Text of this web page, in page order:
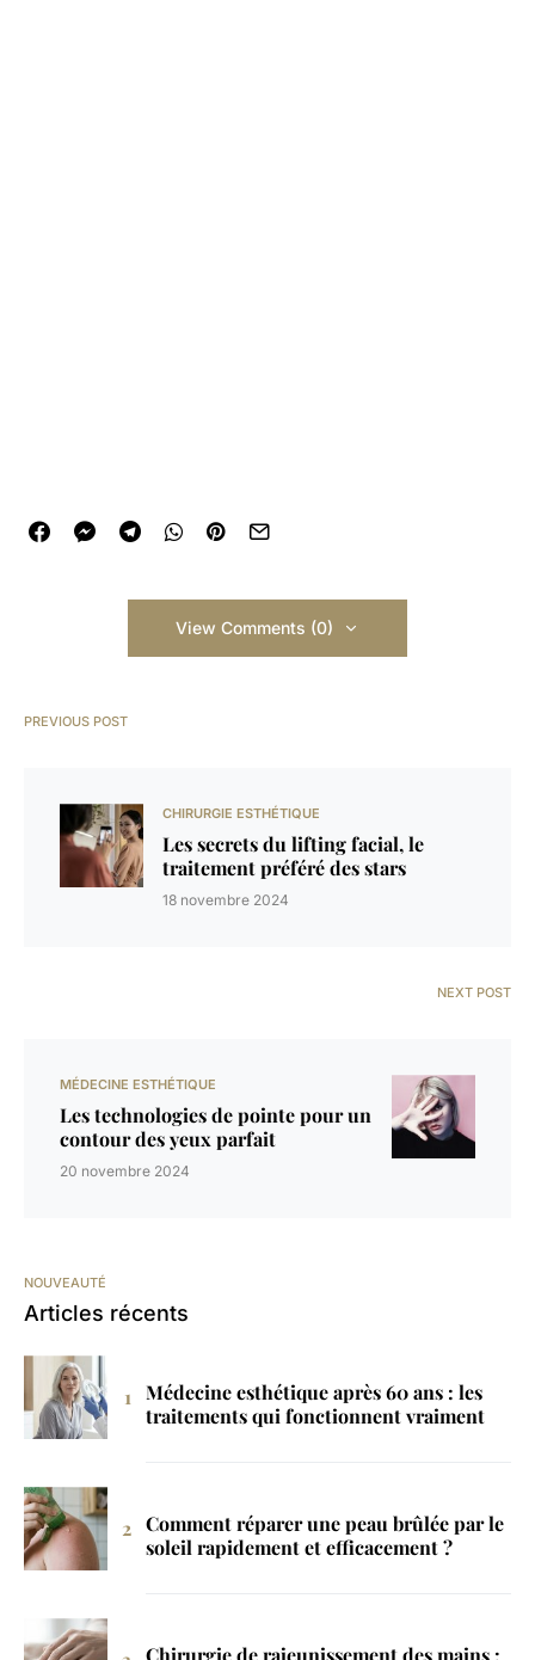
View Comments (0)
PREVIOUS POST
CHIRURGIE ESTHÉTIQUE
Les secrets du lifting facial, le
traitement préféré des stars
18 novembre 2024
NEXT POST
MÉDECINE ESTHÉTIQUE
Les technologies de pointe pour un
contour des yeux parfait
20 novembre 2024
NOUVEAUTÉ
Articles récents
Médecine esthétique après 60 ans : les
traitements qui fonctionnent vraiment
Comment réparer une peau brûlée par le
soleil rapidement et efficacement ?
Chirurgie de rajeunissement des mains :